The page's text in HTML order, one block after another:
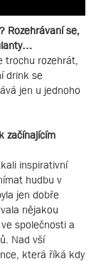
Rozehrávaní se,
trochu rozehrát,
drink se
jen u jednoho
začínajícím
inspirativní
hudbu v
jen dobře
nějakou
společnosti a
Nad vší
která říká kdy